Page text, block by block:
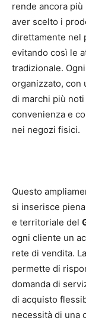
rende ancora più
aver scelto i
direttamente nel
evitando così le
tradizionale.
organizzato, con
di marchi più noti
convenienza e
nei negozi fisici.
Questo
si inserisce
e territoriale del
ogni cliente un
rete di vendita.
permette di
domanda di
di acquisto
necessità di una